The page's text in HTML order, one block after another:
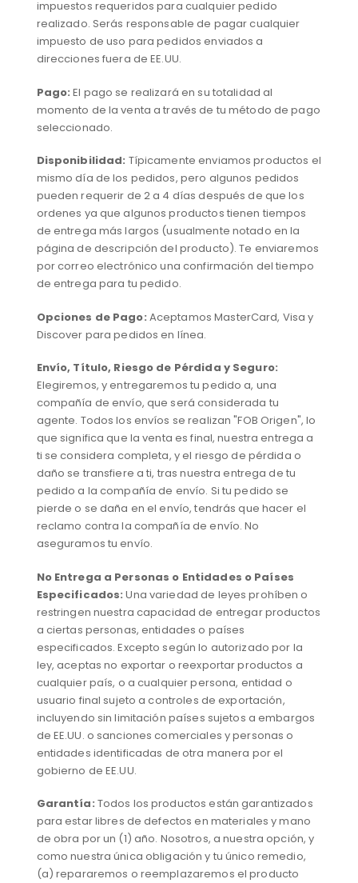
impuestos requeridos para cualquier pedido
realizado. Serás responsable de pagar cualquier
impuesto de uso para pedidos enviados a
direcciones fuera de EE.UU.
Pago: El pago se realizará en su totalidad al
momento de la venta a través de tu método de pago
seleccionado.
Disponibilidad: Típicamente enviamos productos el
mismo día de los pedidos, pero algunos pedidos
pueden requerir de 2 a 4 días después de que los
ordenes ya que algunos productos tienen tiempos
de entrega más largos (usualmente notado en la
página de descripción del producto). Te enviaremos
por correo electrónico una confirmación del tiempo
de entrega para tu pedido.
Opciones de Pago: Aceptamos MasterCard, Visa y
Discover para pedidos en línea.
Envío, Título, Riesgo de Pérdida y Seguro:
Elegiremos, y entregaremos tu pedido a, una
compañía de envío, que será considerada tu
agente. Todos los envíos se realizan "FOB Origen", lo
que significa que la venta es final, nuestra entrega a
ti se considera completa, y el riesgo de pérdida o
daño se transfiere a ti, tras nuestra entrega de tu
pedido a la compañía de envío. Si tu pedido se
pierde o se daña en el envío, tendrás que hacer el
reclamo contra la compañía de envío. No
aseguramos tu envío.
No Entrega a Personas o Entidades o Países
Especificados: Una variedad de leyes prohíben o
restringen nuestra capacidad de entregar productos
a ciertas personas, entidades o países
especificados. Excepto según lo autorizado por la
ley, aceptas no exportar o reexportar productos a
cualquier país, o a cualquier persona, entidad o
usuario final sujeto a controles de exportación,
incluyendo sin limitación países sujetos a embargos
de EE.UU. o sanciones comerciales y personas o
entidades identificadas de otra manera por el
gobierno de EE.UU.
Garantía: Todos los productos están garantizados
para estar libres de defectos en materiales y mano
de obra por un (1) año. Nosotros, a nuestra opción, y
como nuestra única obligación y tu único remedio,
(a) repararemos o reemplazaremos el producto